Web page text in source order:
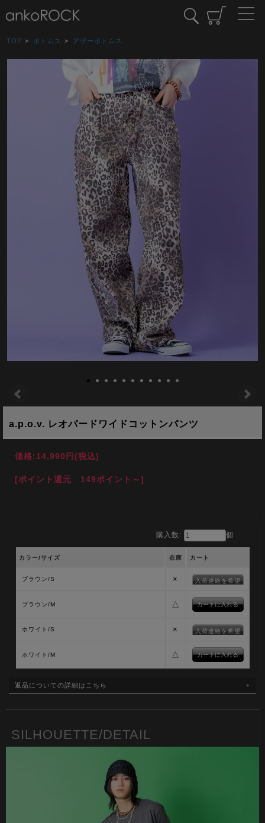
TOP > ボトムス > アザーボトムス
a.p.o.v. レオパードワイドコットンパンツ
価格:14,990円(税込)
[ポイント還元 149ポイント～]
購入数: 個
カラー/サイズ 在庫 カート
ブラウン/S × 入荷連絡を希望
ブラウン/M △
ホワイト/S × 入荷連絡を希望
ホワイト/M △
返品についての詳細はこちら
SILHOUETTE/DETAIL